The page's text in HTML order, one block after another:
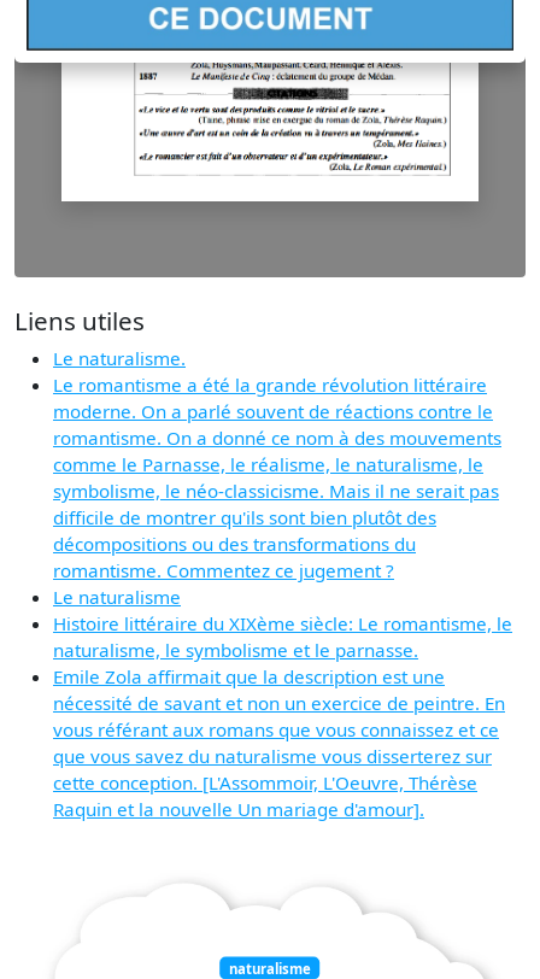
Liens utiles
Le naturalisme.
Le romantisme a été la grande révolution littéraire
moderne. On a parlé souvent de réactions contre le
romantisme. On a donné ce nom à des mouvements
comme le Parnasse, le réalisme, le naturalisme, le
symbolisme, le néo-classicisme. Mais il ne serait pas
difficile de montrer qu'ils sont bien plutôt des
décompositions ou des transformations du
romantisme. Commentez ce jugement ?
Le naturalisme
Histoire littéraire du XIXème siècle: Le romantisme, le
naturalisme, le symbolisme et le parnasse.
Emile Zola affirmait que la description est une
nécessité de savant et non un exercice de peintre. En
vous référant aux romans que vous connaissez et ce
que vous savez du naturalisme vous disserterez sur
cette conception. [L'Assommoir, L'Oeuvre, Thérèse
Raquin et la nouvelle Un mariage d'amour].
naturalisme